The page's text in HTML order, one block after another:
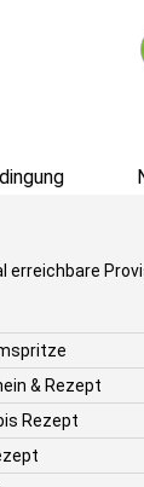
erreichbare
& Rezept
Rezept